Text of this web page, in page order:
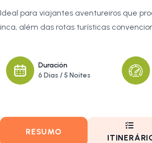
Ideal para viajantes aventureiros que
inca, além das rotas turísticas
Duración
6 Dias / 5 Noites
RESUMO